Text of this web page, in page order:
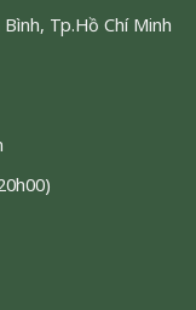
là một tác phẩm
gửi gắm sự kính
trọng và ý nghĩa
làm quà tặng
cuối năm hay lễ
Tp.Hồ Chí Minh